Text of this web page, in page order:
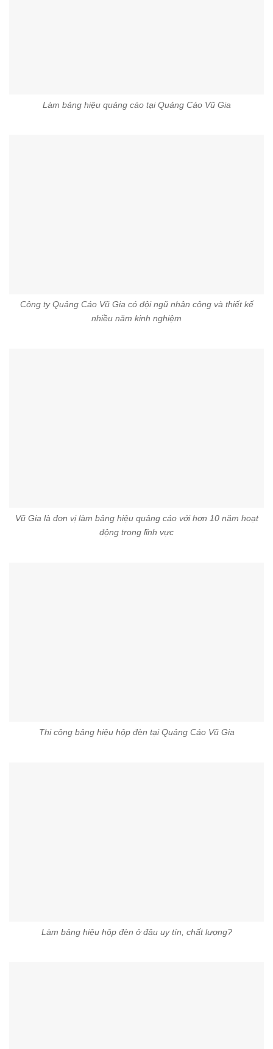
Làm bảng hiệu quảng cáo tại Quảng Cáo Vũ Gia
Công ty Quảng Cáo Vũ Gia có đội ngũ nhân công và thiết kế
nhiều năm kinh nghiệm
Vũ Gia là đơn vị làm bảng hiệu quảng cáo với hơn 10 năm hoạt
động trong lĩnh vực
Thi công bảng hiệu hộp đèn tại Quảng Cáo Vũ Gia
Làm bảng hiệu hộp đèn ở đâu uy tín, chất lượng?